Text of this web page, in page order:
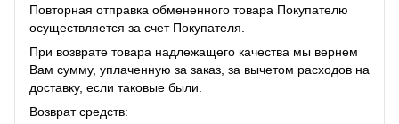
Повторная отправка обмененного товара Покупателю
осуществляется за счет Покупателя.
При возврате товара надлежащего качества мы вернем
Вам сумму, уплаченную за заказ, за ​​вычетом расходов на
доставку, если таковые были.
Возврат средств: